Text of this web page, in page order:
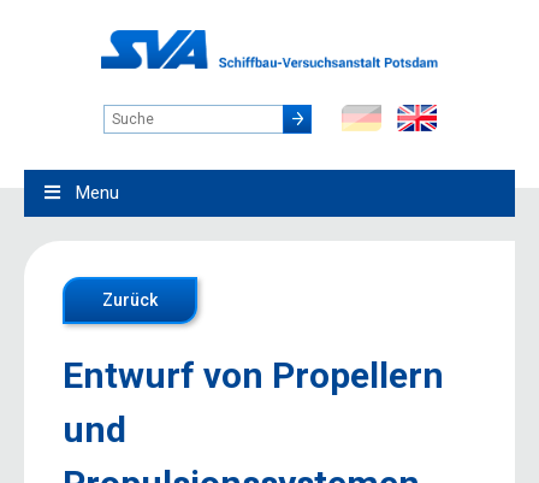
Menu
Zurück
Entwurf von Propellern
und